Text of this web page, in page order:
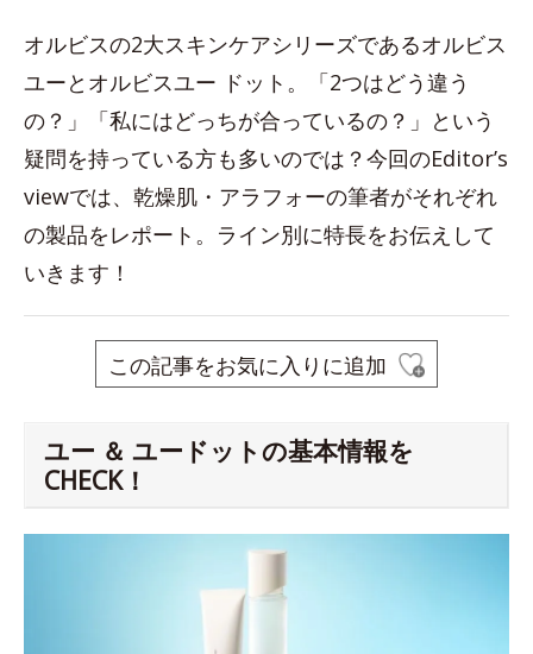
オルビスの2大スキンケアシリーズであるオルビス
ユーとオルビスユー ドット。「2つはどう違う
の？」「私にはどっちが合っているの？」という
疑問を持っている方も多いのでは？今回のEditor’s
viewでは、乾燥肌・アラフォーの筆者がそれぞれ
の製品をレポート。ライン別に特長をお伝えして
いきます！
この記事をお気に入りに追加
ユー ＆ ユードットの基本情報を
CHECK！